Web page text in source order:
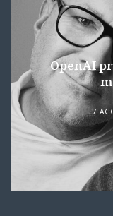
OpenAI
7